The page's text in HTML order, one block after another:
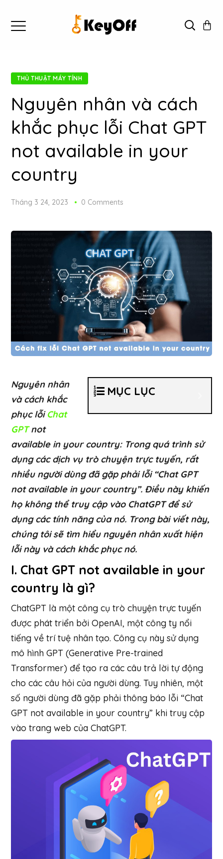
THỦ THUẬT MÁY TÍNH
Nguyên nhân và cách
khắc phục lỗi Chat GPT
not available in your
country
Tháng 3 24, 2023 0 Comments
MỤC LỤC
Nguyên nhân
và cách khắc
phục lỗiChat
GPTnot
available in your country: Trong quá trình sử
dụng các dịch vụ trò chuyện trực tuyến, rất
nhiều người dùng đã gặp phải lỗi “Chat GPT
not available in your country”. Điều này khiến
họ không thể truy cập vào ChatGPT để sử
dụng các tính năng của nó. Trong bài viết này,
chúng tôi sẽ tìm hiểu nguyên nhân xuất hiện
lỗi này và cách khắc phục nó.
I. Chat GPT not available in your
country là gì?
ChatGPT là một công cụ trò chuyện trực tuyến
được phát triển bởi OpenAI, một công ty nổi
tiếng về trí tuệ nhân tạo. Công cụ này sử dụng
mô hình GPT (Generative Pre-trained
Transformer) để tạo ra các câu trả lời tự động
cho các câu hỏi của người dùng. Tuy nhiên, một
số người dùng đã gặp phải thông báo lỗi “Chat
GPT not available in your country” khi truy cập
vào trang web của ChatGPT.